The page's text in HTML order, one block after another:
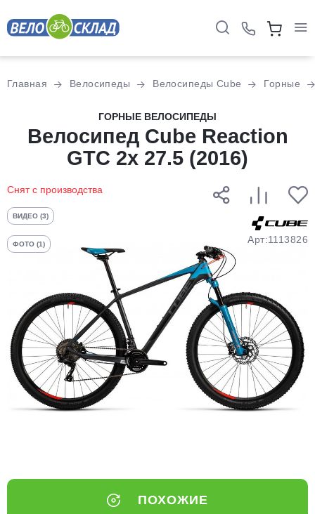
Главная Велосипеды Велосипеды Cube Горные
ГОРНЫЕ ВЕЛОСИПЕДЫ
Велосипед Cube Reaction
GTC 2x 27.5 (2016)
Снят с производства
ВИДЕО (3)
ФОТО (1) Арт:1113826
ПОХОЖИЕ
Разбейте
оплатуна части
без переплат
График платежей
Добавляйте товары
в корзину
Оплачивайте сегодня только
выбранный способом